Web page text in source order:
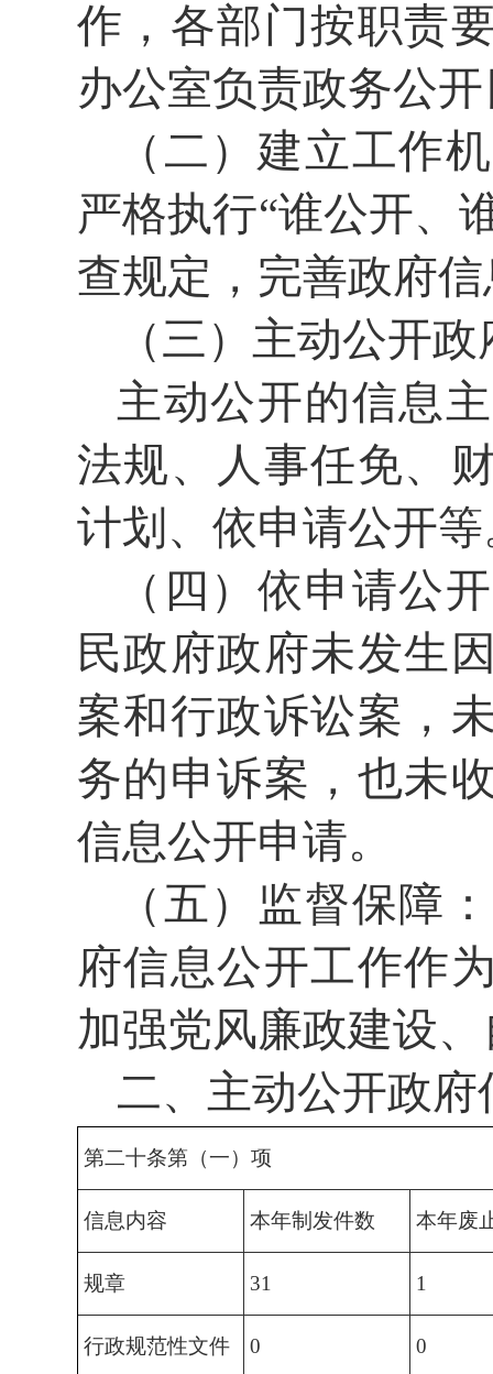
作，各部门按职责
办公室负责政务公
（二）建立工作
严格执行“谁公开、
查规定，完善政府
（三）主动公开
主动公开的信息
法规、人事任免、
计划、依申请公开
（四）依申请公
民政府政府未发生
案和行政诉讼案，
务的申诉案，也未
信息公开申请。
（五）监督保障
府信息公开工作作
加强党风廉政建设
二、主动公开政府
第二十条第（一）项
信息内容 本年制发件数 本年废
规章 31 1
行政规范性文件 0 0